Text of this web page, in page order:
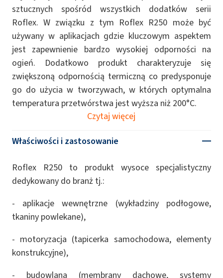
sztucznych spośród wszystkich dodatków serii
Roflex. W związku z tym Roflex R250 może być
używany w aplikacjach gdzie kluczowym aspektem
jest zapewnienie bardzo wysokiej odporności na
ogień. Dodatkowo produkt charakteryzuje się
zwiększoną odpornością termiczną co predysponuje
go do użycia w tworzywach, w których optymalna
temperatura przetwórstwa jest wyższa niż 200°C.
Czytaj więcej
Właściwości i zastosowanie
Roflex R250 to produkt wysoce specjalistyczny
dedykowany do branż tj.:
- aplikacje wewnętrzne (wykładziny podłogowe,
tkaniny powlekane),
- motoryzacja (tapicerka samochodowa, elementy
konstrukcyjne),
- budowlana (membrany dachowe, systemy